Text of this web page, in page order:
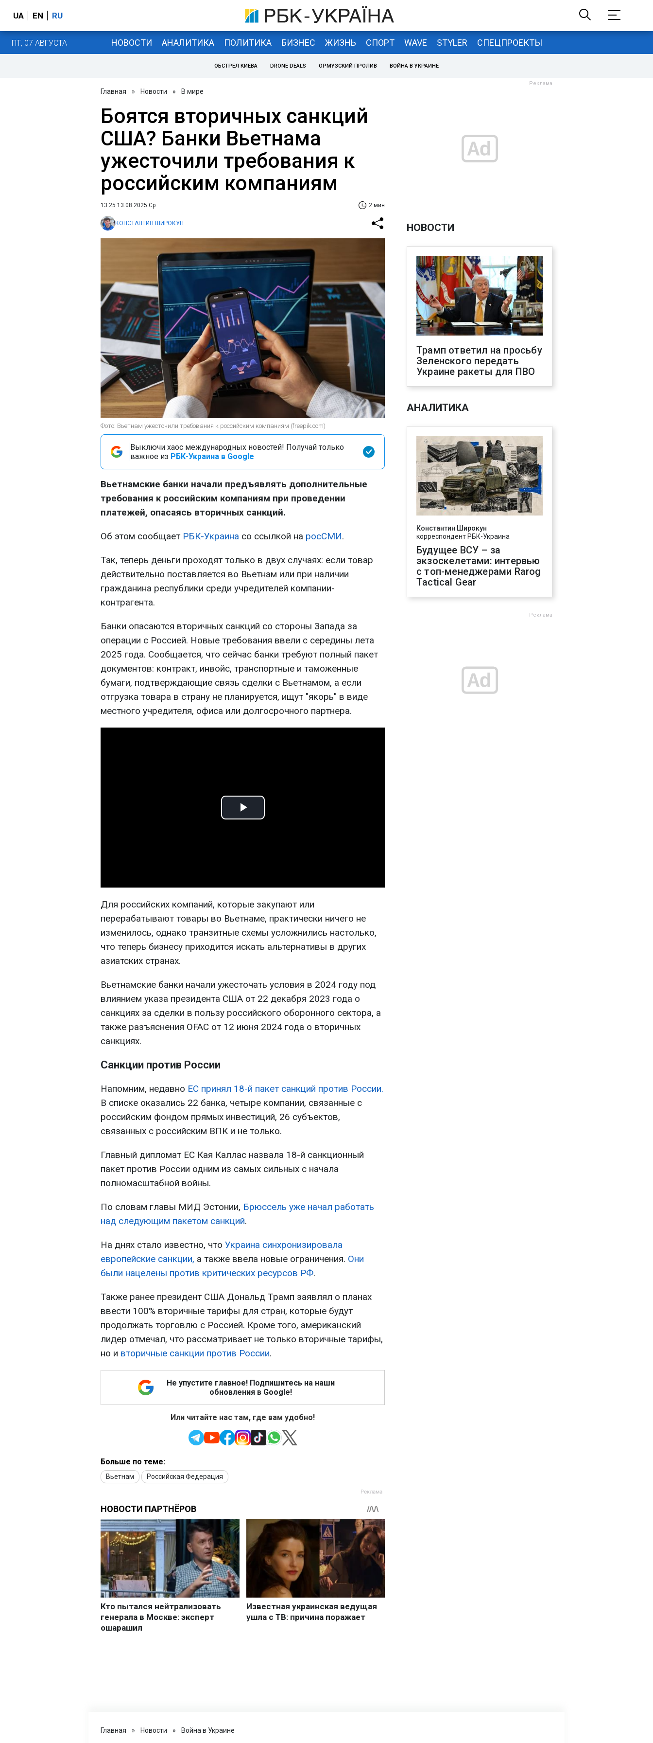
UA EN RU
ПТ, 07 АВГУСТА НОВОСТИ АНАЛИТИКА ПОЛИТИКА БИЗНЕС ЖИЗНЬ СПОРТ WAVE STYLER СПЕЦПРОЕКТЫ
ОБСТРЕЛ КИЕВА DRONE DEALS ОРМУЗСКИЙ ПРОЛИВ ВОЙНА В УКРАИНЕ
Главная » Новости » В мире
Боятся вторичных санкций
США? Банки Вьетнама
ужесточили требования к
российским компаниям
13:25 13.08.2025 Ср 2 мин
КОНСТАНТИН ШИРОКУН
Фото: Вьетнам ужесточили требования к российским компаниям (freepik.com)
Выключи хаос международных новостей! Получай только
важное из РБК-Украина в Google
Вьетнамские банки начали предъявлять дополнительные
требования к российским компаниям при проведении
платежей, опасаясь вторичных санкций.
Об этом сообщает РБК-Украина со ссылкой на росСМИ.
Так, теперь деньги проходят только в двух случаях: если товар
действительно поставляется во Вьетнам или при наличии
гражданина республики среди учредителей компании-
контрагента.
Банки опасаются вторичных санкций со стороны Запада за
операции с Россией. Новые требования ввели с середины лета
2025 года. Сообщается, что сейчас банки требуют полный пакет
документов: контракт, инвойс, транспортные и таможенные
бумаги, подтверждающие связь сделки с Вьетнамом, а если
отгрузка товара в страну не планируется, ищут "якорь" в виде
местного учредителя, офиса или долгосрочного партнера.
Play
Для российских компаний, которые закупают или
перерабатывают товары во Вьетнаме, практически ничего не
изменилось, однако транзитные схемы усложнились настолько,
что теперь бизнесу приходится искать альтернативы в других
азиатских странах.
Вьетнамские банки начали ужесточать условия в 2024 году под
влиянием указа президента США от 22 декабря 2023 года о
санкциях за сделки в пользу российского оборонного сектора, а
также разъяснения OFAC от 12 июня 2024 года о вторичных
санкциях.
Санкции против России
Напомним, недавно ЕС принял 18-й пакет санкций против России.
В списке оказались 22 банка, четыре компании, связанные с
российским фондом прямых инвестиций, 26 субъектов,
связанных с российским ВПК и не только.
Главный дипломат ЕС Кая Каллас назвала 18-й санкционный
пакет против России одним из самых сильных с начала
полномасштабной войны.
По словам главы МИД Эстонии, Брюссель уже начал работать
над следующим пакетом санкций.
На днях стало известно, что Украина синхронизировала
европейские санкции, а также ввела новые ограничения. Они
были нацелены против критических ресурсов РФ.
Также ранее президент США Дональд Трамп заявлял о планах
ввести 100% вторичные тарифы для стран, которые будут
продолжать торговлю с Россией. Кроме того, американский
лидер отмечал, что рассматривает не только вторичные тарифы,
но и вторичные санкции против России.
Не упустите главное! Подпишитесь на наши
обновления в Google!
Или читайте нас там, где вам удобно!
Больше по теме:
Вьетнам Российская Федерация
НОВОСТИ
Трамп ответил на просьбу
Зеленского передать
Украине ракеты для ПВО
АНАЛИТИКА
Константин Широкун
корреспондент РБК-Украина
Будущее ВСУ – за
экзоскелетами: интервью
с топ-менеджерами Rarog
Tactical Gear
Главная » Новости » Война в Украине